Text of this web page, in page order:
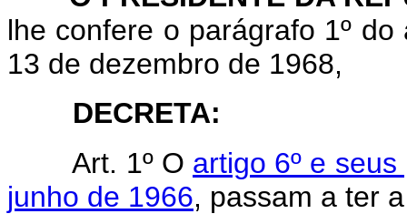
lhe confere o parágrafo 1º
13 de dezembro de 1968,
DECRETA:
Art. 1º O artigo 6º e
junho de 1966, passam a ter